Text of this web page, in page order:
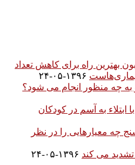
بهترین راه برای کاهش تعداد
۱۳۹۶-۰۵-۲۴
چه منظور انجام می شود؟
ابتلاء به آسم در کودکان
چه معیارهایی را در نظر
تشدید می کند ۱۳۹۶-۰۵-۲۴